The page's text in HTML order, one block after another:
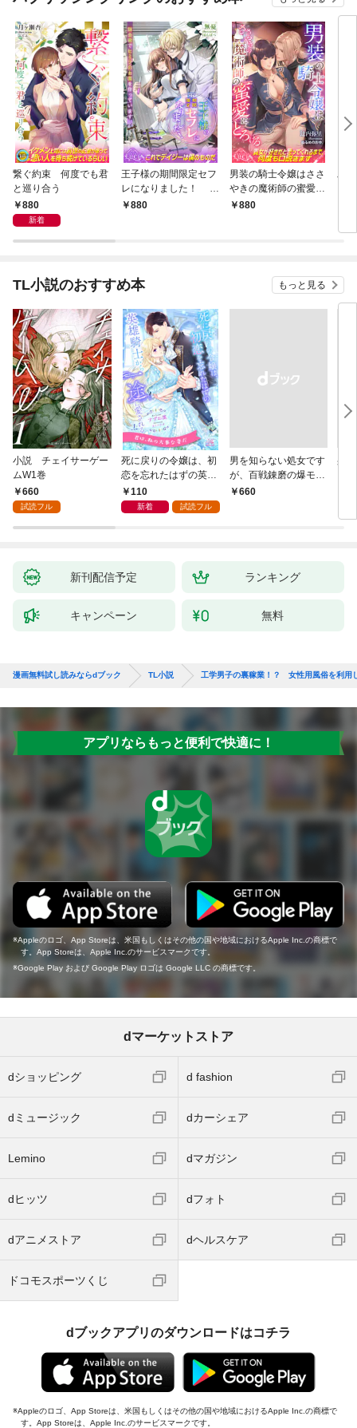
繋ぐ約束 何度でも君
と巡り合う
880
新着
王子様の期間限定セフ
レになりました！ 錬
金術でヒミツのお薬を
880
男装の騎士令嬢はささ
やきの魔術師の蜜愛に
とろける
880
ト
TL小説のおすすめ本 もっと見る
小説 チェイサーゲー
ムW1巻
660
試読フル
死に戻りの令嬢は、初
恋を忘れたはずの英雄
騎士から一途に愛され
る【１】
110
新着 試読フル
男を知らない処女です
が、百戦錬磨の爆モテ
護衛騎士様をえっちに
￥660
身
新刊配信予定 ランキング
キャンペーン 無料
漫画無料試し読みならdブック TL小説 工学男子の裏稼業！？ 女性用風俗を利用
アプリならもっと便利で快適に！
Appleのロゴ、App Storeは、米国もしくはその他の国や地域におけるApple Inc.の商標で
す。App Storeは、Apple Inc.のサービスマークです。
Google Play および Google Play ロゴは Google LLC の商標です。
dマーケットストア
dショッピング d fashion
dミュージック dカーシェア
Lemino dマガジン
dヒッツ dフォト
dアニメストア dヘルスケア
ドコモスポーツくじ
dブックアプリのダウンロードはコチラ
Appleのロゴ、App Storeは、米国もしくはその他の国や地域におけるApple Inc.の商標で
す。App Storeは、Apple Inc.のサービスマークです。